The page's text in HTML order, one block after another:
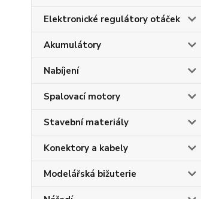
Elektronické regulátory otáček
Akumulátory
Nabíjení
Spalovací motory
Stavební materiály
Konektory a kabely
Modelářská bižuterie